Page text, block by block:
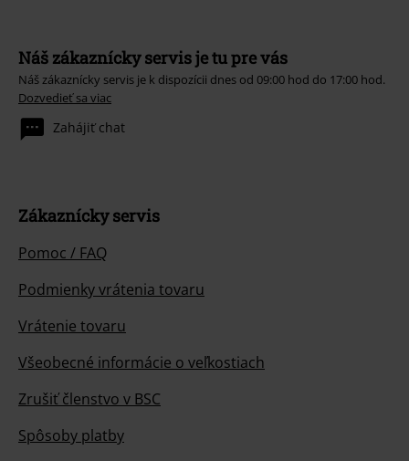
Náš zákaznícky servis je tu pre vás
Náš zákaznícky servis je k dispozícii dnes od 09:00 hod do 17:00 hod.
Dozvedieť sa viac
Zahájiť chat
Zákaznícky servis
Pomoc / FAQ
Podmienky vrátenia tovaru
Vrátenie tovaru
Všeobecné informácie o veľkostiach
Zrušiť členstvo v BSC
Spôsoby platby